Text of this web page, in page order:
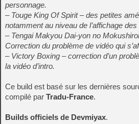
personnage.
– Touge King Of Spirit – des petites
notamment au niveau de l’affichage
– Tengai Makyou Dai-yon no
Correction du problème de vidéo qui
– Victory Boxing – correction d’un
la vidéo d’intro.
Ce build est basé sur les dernières
compilé par Tradu-France.
Builds officiels de Devmiyax.